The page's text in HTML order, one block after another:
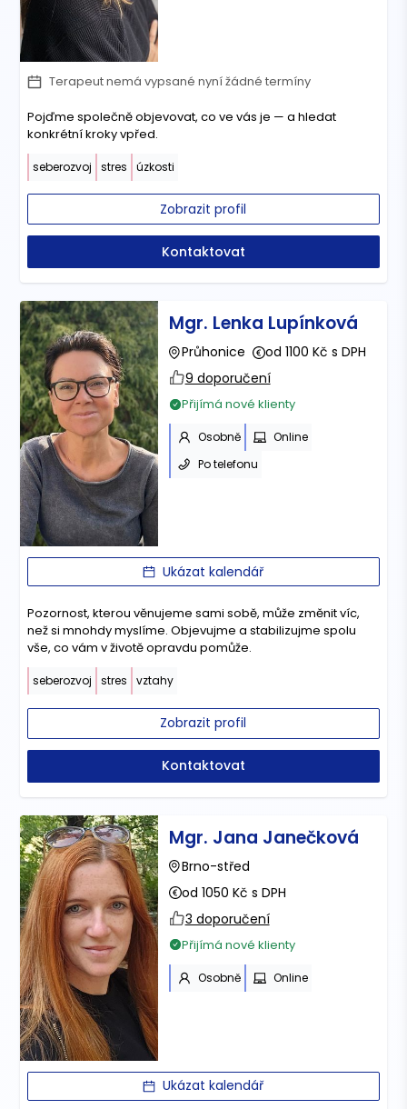
Terapeut nemá vypsané nyní žádné termíny
Pojďme společně objevovat, co ve vás je — a hledat
konkrétní kroky vpřed.
seberozvoj stres úzkosti
Zobrazit profil
Kontaktovat
Mgr. Lenka Lupínková
Průhonice
od 1100 Kč s DPH
9 doporučení
Přijímá nové klienty
Osobně
Online
Po telefonu
Ukázat kalendář
Pozornost, kterou věnujeme sami sobě, může změnit víc,
než si mnohdy myslíme. Objevujme a stabilizujme spolu
vše, co vám v životě opravdu pomůže.
seberozvoj stres vztahy
Zobrazit profil
Kontaktovat
Mgr. Jana Janečková
Brno-střed
od 1050 Kč s DPH
3 doporučení
Přijímá nové klienty
Osobně Online
Ukázat kalendář